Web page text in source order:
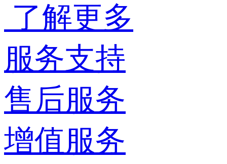
了解更多
服务支持
售后服务
增值服务